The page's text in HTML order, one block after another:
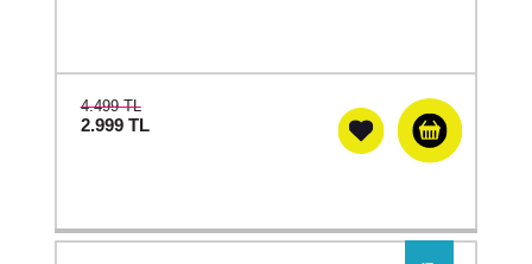
4.499 TL
2.999 TL